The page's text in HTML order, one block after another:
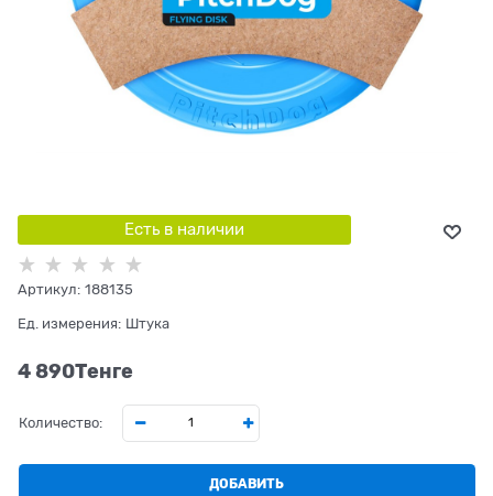
Есть в наличии
Артикул: 188135
Ед. измерения: Штука
4 890Tенге
Количество:
ДОБАВИТЬ